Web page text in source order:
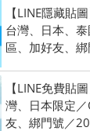
【LINE隱藏貼
台灣、日本、
區、加好友、
【LINE免費貼
灣、日本限定
友、綁門號／